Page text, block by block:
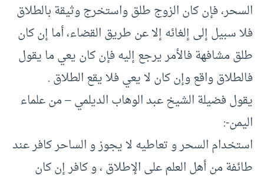
السحر، فإن كان الزوج طلق واستخرج وثيقة بالطلاق
فلا سبيل إلى إلغائه إلا عن طريق القضاء، أما إن كان
طلق مشافهة فالأمر يرجع إليه فإن كان يعي ما يقول
فالطلاق واقع وإن كان لا يعي فلا يقع الطلاق .
يقول فضيلة الشيخ عبد الوهاب الديلمي – من علماء
اليمن-:
استخدام السحر و تعاطيه لا يجوز و الساحر كافر عند
طائفة من أهل العلم على الإطلاق ، و كافر إن كان